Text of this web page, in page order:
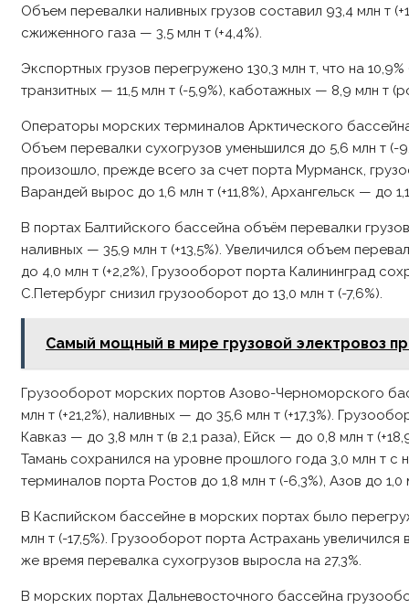
Объем перевалки наливных грузов составил 93,4 млн т
сжиженного газа — 3,5 млн т (+4,4%).
Экспортных грузов перегружено 130,3 млн т, что на
транзитных — 11,5 млн т (-5,9%), каботажных — 8,9 млн т
Операторы морских терминалов Арктического
Объем перевалки сухогрузов уменьшился до 5,6 млн т (-
произошло, прежде всего за счет порта Мурманск,
Варандей вырос до 1,6 млн т (+11,8%), Архангельск — до
В портах Балтийского бассейна объём перевалки
наливных — 35,9 млн т (+13,5%). Увеличился объем
до 4,0 млн т (+2,2%), Грузооборот порта Калининград
С.Петербург снизил грузооборот до 13,0 млн т (-7,6%).
Самый мощный в мире грузовой электровоз
Грузооборот морских портов Азово-Черноморского
млн т (+21,2%), наливных — до 35,6 млн т (+17,3%).
Кавказ — до 3,8 млн т (в 2,1 раза), Ейск — до 0,8 млн т
Тамань сохранился на уровне прошлого года 3,0 млн т
терминалов порта Ростов до 1,8 млн т (-6,3%), Азов до 1,0
В Каспийском бассейне в морских портах было
млн т (-17,5%). Грузооборот порта Астрахань
же время перевалка сухогрузов выросла на 27,3%.
В морских портах Дальневосточного бассейна